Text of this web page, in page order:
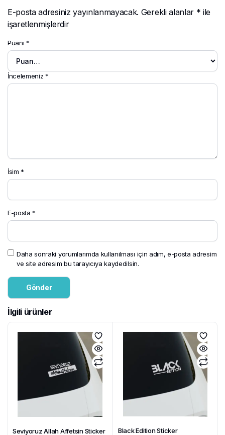
E-posta adresiniz yayınlanmayacak. Gerekli alanlar * ile
işaretlenmişlerdir
Puanı *
İncelemeniz *
İsim *
E-posta *
Daha sonraki yorumlarımda kullanılması için adım, e-posta adresim
ve site adresim bu tarayıcıya kaydedilsin.
İlgili ürünler
Seviyoruz Allah Affetsin Sticker Black Edition Sticker